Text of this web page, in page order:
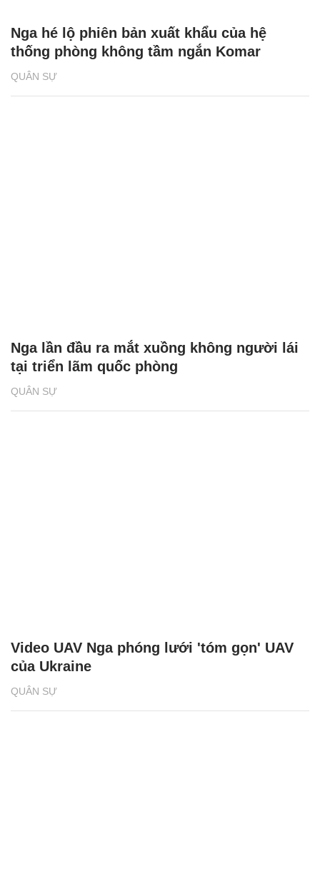
QUÂN SỰ
Nga hé lộ phiên bản xuất khẩu của hệ
thống phòng không tầm ngắn Komar
QUÂN SỰ
Nga lần đầu ra mắt xuồng không người lái
tại triển lãm quốc phòng
QUÂN SỰ
Video UAV Nga phóng lưới 'tóm gọn' UAV
của Ukraine